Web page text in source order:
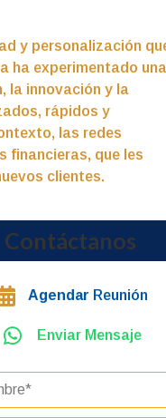
y personalización
ha experimentado una
la innovación y la
rápidos y
las redes
financieras, que les
clientes.
Contáctanos
Agendar Reunión
Enviar Mensaje